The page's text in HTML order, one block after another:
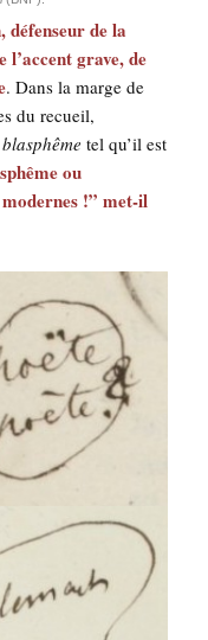
de la
l’accent grave, de
. Dans la marge de
du recueil,
blas­phême tel qu’il est
ou
!” met-il